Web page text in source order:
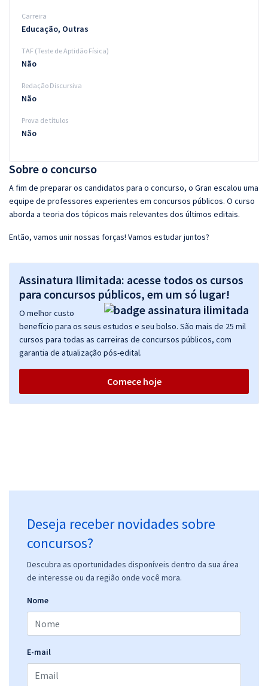
Sobre o concurso
A fim de preparar os candidatos para o concurso, o Gran escalou uma
equipe de professores experientes em concursos públicos. O curso
aborda a teoria dos tópicos mais relevantes dos últimos editais.
Então, vamos unir nossas forças! Vamos estudar juntos?
Assinatura Ilimitada: acesse todos os cursos
para concursos públicos, em um só lugar!
O melhor custo
benefício para os seus estudos e seu bolso. São mais de 25 mil
cursos para todas as carreiras de concursos públicos, com
garantia de atualização pós-edital.
Comece hoje
Deseja receber novidades sobre
concursos?
Descubra as oportunidades disponíveis dentro da sua área
de interesse ou da região onde você mora.
Nome
E-mail
Carreira
Educação, Outras
TAF (Teste de Aptidão Física)
Não
Redação Discursiva
Não
Prova de títulos
Não